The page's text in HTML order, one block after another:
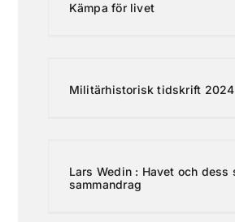
Kämpa för livet
Militärhistorisk tidskrift 2024
Lars Wedin : Havet och dess
sammandrag